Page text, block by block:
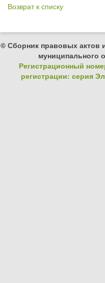
Возврат к списку
© Сборник правовых
муниципального
Регистрационный
регистрации: серия